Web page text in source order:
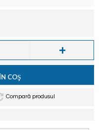
+
COŞ
Compară produsul